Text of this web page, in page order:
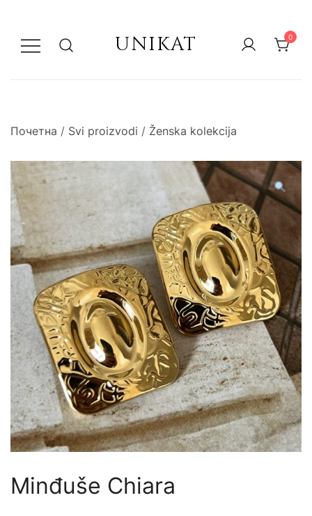
UNIKAT 0
Почетна / Svi proizvodi / Ženska kolekcija
Minđuše Chiara